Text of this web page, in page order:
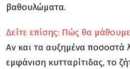
βαθουλώματα.
Δείτε επίσης: Πώς θα
Αν και τα αυξημένα ποσοστά
εμφάνιση κυτταρίτιδας, το